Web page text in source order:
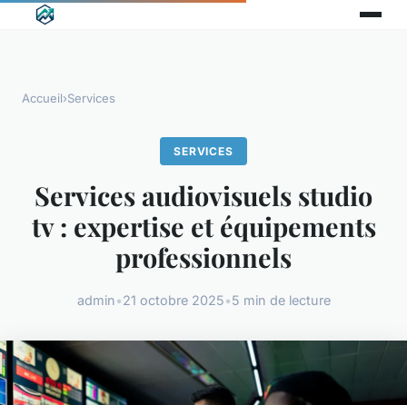
Accueil›Services
SERVICES
Services audiovisuels studio
tv : expertise et équipements
professionnels
admin•21 octobre 2025•5 min de lecture